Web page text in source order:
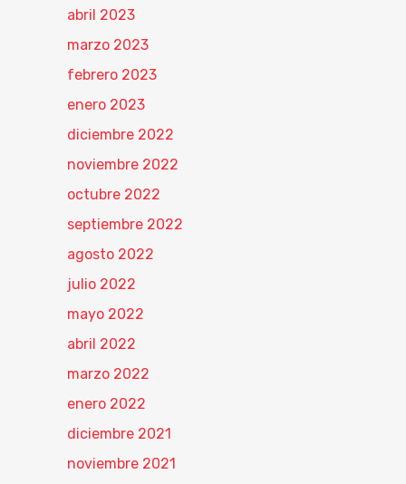
abril 2023
marzo 2023
febrero 2023
enero 2023
diciembre 2022
noviembre 2022
octubre 2022
septiembre 2022
agosto 2022
julio 2022
mayo 2022
abril 2022
marzo 2022
enero 2022
diciembre 2021
noviembre 2021